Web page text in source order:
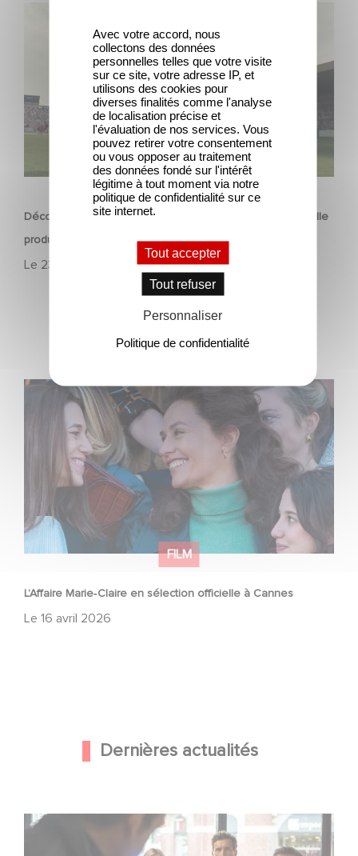
FILM
Découvrez les premières images de Mexico 86, la nouvelle
production Gaumont USA
Le 23 avril 2026
nouvelle production Gaumont USA
FILM
L’Affaire Marie‑Claire en sélection officielle à Cannes
Le 16 avril 2026
L’Affaire Marie‑Claire en sélection officielle à Cannes
Dernières actualités
Une nouvelle comédie avec Baptiste Lecaplain et José
Garcia en 2027 !
Avec votre accord, nous
collectons des données
personnelles telles que votre visite
sur ce site, votre adresse IP, et
utilisons des cookies pour
diverses finalités comme l'analyse
de localisation précise et
l'évaluation de nos services. Vous
pouvez retirer votre consentement
ou vous opposer au traitement
des données fondé sur l'intérêt
légitime à tout moment via notre
politique de confidentialité sur ce
site internet.
Tout accepter
Tout refuser
Personnaliser
Politique de confidentialité